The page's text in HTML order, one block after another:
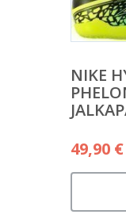
NIKE
49,90 €